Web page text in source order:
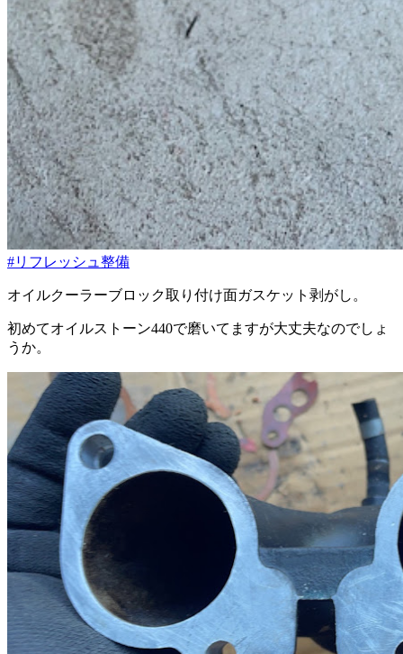
#リフレッシュ整備
オイルクーラーブロック取り付け面ガスケット剥がし。
初めてオイルストーン440で磨いてますが大丈夫なのでしょ
うか。